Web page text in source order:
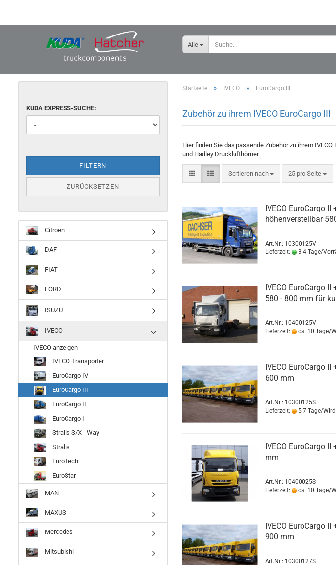
Alle
Startseite » IVECO » EuroCargo III
Zubehör zu ihrem IVECO EuroCargo III
Hier finden Sie das passende Zubehör zu ihrem
und Hadley Drucklufthörner.
Sortieren nach 25 pro Seite
IVECO EuroCargo
höhenverstellbar
Art.Nr.: 10300125V
Lieferzeit:
3-4 Tage/
IVECO EuroCargo
580 - 800 mm für
Art.Nr.: 10400125V
Lieferzeit:
ca. 10 Tage/
IVECO EuroCargo
600 mm
Art.Nr.: 10300125S
Lieferzeit:
5-7 Tage/
IVECO EuroCargo
mm
Art.Nr.: 10400025S
Lieferzeit:
ca. 10 Tage/
IVECO EuroCargo
900 mm
Art.Nr.: 10300127S
KUDA EXPRESS-SUCHE:
FILTERN
ZURÜCKSETZEN
Citroen
DAF
FIAT
FORD
ISUZU
IVECO
IVECO anzeigen
IVECO Transporter
EuroCargo IV
EuroCargo III
EuroCargo II
EuroCargo I
Stralis S/X - Way
Stralis
EuroTech
EuroStar
MAN
MAXUS
Mercedes
Mitsubishi